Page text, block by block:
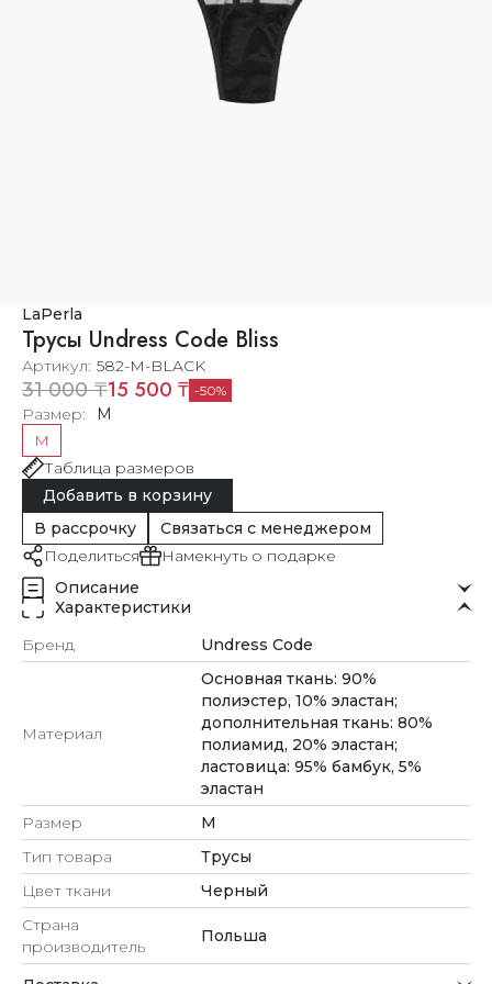
LaPerla
Трусы Undress Code Bliss
Артикул 582-M-BLACK
31 000 ₸15 500 ₸ 50
Размер
M
M
Таблица размеров
Добавить в корзину
В рассрочку
Связаться с менеджером
Поделиться
Намекнуть о подарке
Описание
Характеристики
Бренд
Undress Code
Материал
Основная ткань: 90%
полиэстер, 10% эластан;
дополнительная ткань: 80%
полиамид, 20% эластан;
ластовица: 95% бамбук, 5%
эластан
Размер
M
Тип товара
Трусы
Цвет ткани
Черный
Страна
производитель
Польша